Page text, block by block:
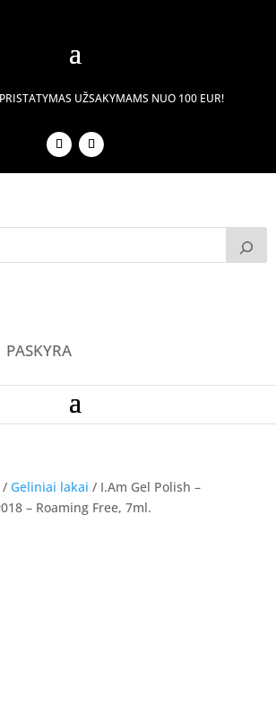
UŽSAKYMAMS NUO 100 EUR!
PASKYRA
/ Geliniai lakai / I.Am Gel Polish –
– Roaming Free, 7ml.